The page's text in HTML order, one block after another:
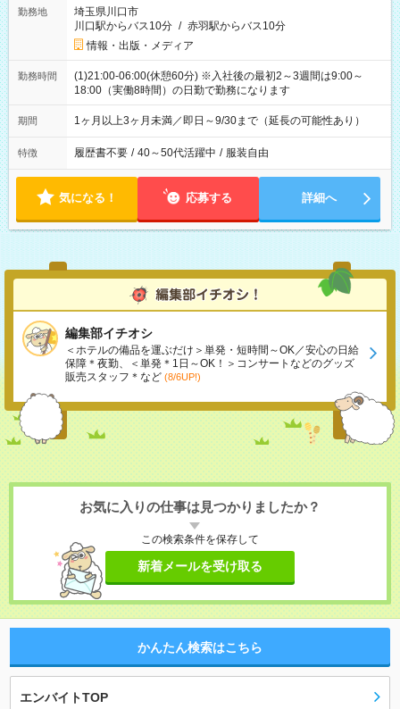
勤務地
埼玉県川口市
川口駅からバス10分 / 赤羽駅からバス10分
情報・出版・メディア
勤務時間
(1)21:00-06:00(休憩60分) ※入社後の最初2～3週間は9:00～
18:00（実働8時間）の日勤で勤務になります
期間 1ヶ月以上3ヶ月未満／即日～9/30まで（延長の可能性あり）
特徴 履歴書不要 / 40～50代活躍中 / 服装自由
気になる！ 応募する 詳細へ
編集部イチオシ
＜ホテルの備品を運ぶだけ＞単発・短時間～OK／安心の日給
保障＊夜勤、＜単発＊1日～OK！＞コンサートなどのグッズ
販売スタッフ＊など (8/6UP!)
お気に入りの仕事は見つかりましたか？
この検索条件を保存して
新着メールを受け取る
かんたん検索はこちら
エンバイトTOP